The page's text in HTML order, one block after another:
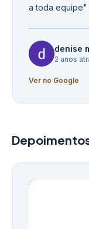
a toda equipe"
denise
2 anos
Ver no Google